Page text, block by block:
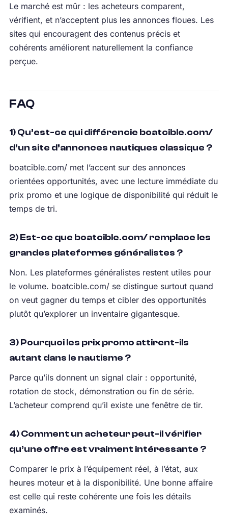
Le marché est mûr : les acheteurs comparent,
vérifient, et n’acceptent plus les annonces floues. Les
sites qui encouragent des contenus précis et
cohérents améliorent naturellement la confiance
perçue.
FAQ
1) Qu’est-ce qui différencie boatcible.com/
d’un site d’annonces nautiques classique ?
boatcible.com/ met l’accent sur des annonces
orientées opportunités, avec une lecture immédiate du
prix promo et une logique de disponibilité qui réduit le
temps de tri.
2) Est-ce que boatcible.com/ remplace les
grandes plateformes généralistes ?
Non. Les plateformes généralistes restent utiles pour
le volume. boatcible.com/ se distingue surtout quand
on veut gagner du temps et cibler des opportunités
plutôt qu’explorer un inventaire gigantesque.
3) Pourquoi les prix promo attirent-ils
autant dans le nautisme ?
Parce qu’ils donnent un signal clair : opportunité,
rotation de stock, démonstration ou fin de série.
L’acheteur comprend qu’il existe une fenêtre de tir.
4) Comment un acheteur peut-il vérifier
qu’une offre est vraiment intéressante ?
Comparer le prix à l’équipement réel, à l’état, aux
heures moteur et à la disponibilité. Une bonne affaire
est celle qui reste cohérente une fois les détails
examinés.